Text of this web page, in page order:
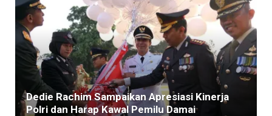
Dedie Rachim Sampaikan Apresiasi Kinerja
Polri dan Harap Kawal Pemilu Damai